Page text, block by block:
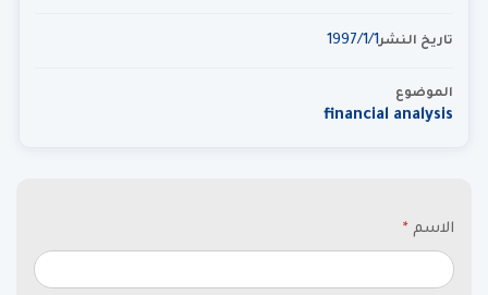
تاريخ النشر1‏‏/1‏‏/1997
الموضوع
financial analysis
الاسم *